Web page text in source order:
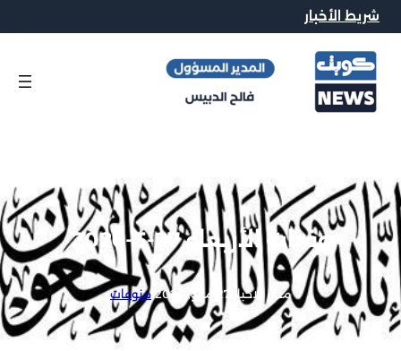
شريط الأخبار
وفيات الأربعاء 27-5-2026
محرر الاخبار|27 مايو, 2026 |منوعات